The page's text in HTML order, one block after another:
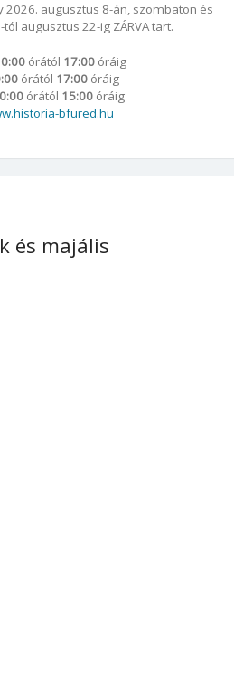
2026. augusztus 8-án, szombaton és
augusztus 22-ig ZÁRVA tart.
órától 17:00 óráig
órától 17:00óráig
órától 15:00 óráig
bfured.hu
és majális